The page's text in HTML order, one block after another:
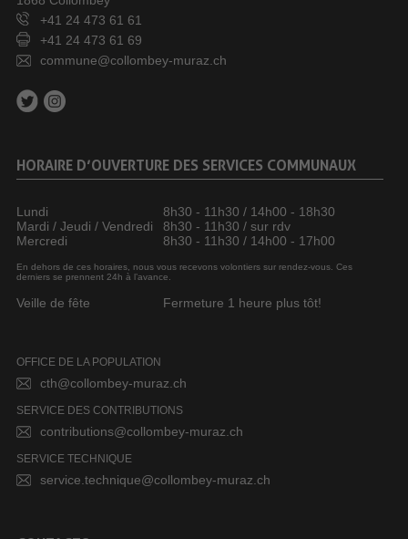
+41 24 473 61 61
+41 24 473 61 69
commune@collombey-muraz.ch
HORAIRE D’OUVERTURE DES SERVICES COMMUNAUX
Lundi
8h30 - 11h30 / 14h00 - 18h30
Mardi / Jeudi / Vendredi
8h30 - 11h30 / sur rdv
Mercredi
8h30 - 11h30 / 14h00 - 17h00
En dehors de ces horaires, nous vous recevons volontiers sur rendez-vous. Ces
derniers se prennent 24h à l’avance.
Veille de fête Fermeture 1 heure plus tôt!
OFFICE DE LA POPULATION
cth@collombey-muraz.ch
SERVICE DES CONTRIBUTIONS
contributions@collombey-muraz.ch
SERVICE TECHNIQUE
service.technique@collombey-muraz.ch